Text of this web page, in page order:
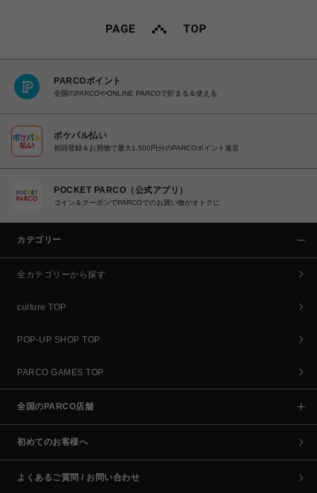
PARCOポイント
全国のPARCOやONLINE PARCOで貯まる＆使える
ポケパル払い
初回登録＆お買物で最大1,500円分のPARCOポイント進呈
POCKET PARCO（公式アプリ）
コイン＆クーポンでPARCOでのお買い物がオトクに
カテゴリー
全カテゴリーから探す
culture TOP
POP-UP SHOP TOP
PARCO GAMES TOP
全国のPARCO店舗
初めてのお客様へ
よくあるご質問 / お問い合わせ